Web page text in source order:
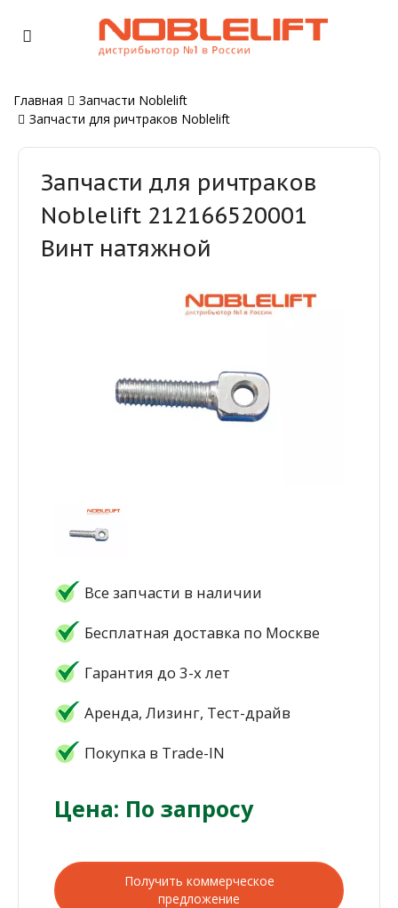
Главная
Запчасти Noblelift
Запчасти для ричтраков Noblelift
Запчасти для ричтраков
Noblelift 212166520001
Винт натяжной
Все запчасти в наличии
Бесплатная доставка по Москве
Гарантия до 3-х лет
Аренда, Лизинг, Тест-драйв
Покупка в Trade-IN
Цена: По запросу
Получить коммерческое
предложение